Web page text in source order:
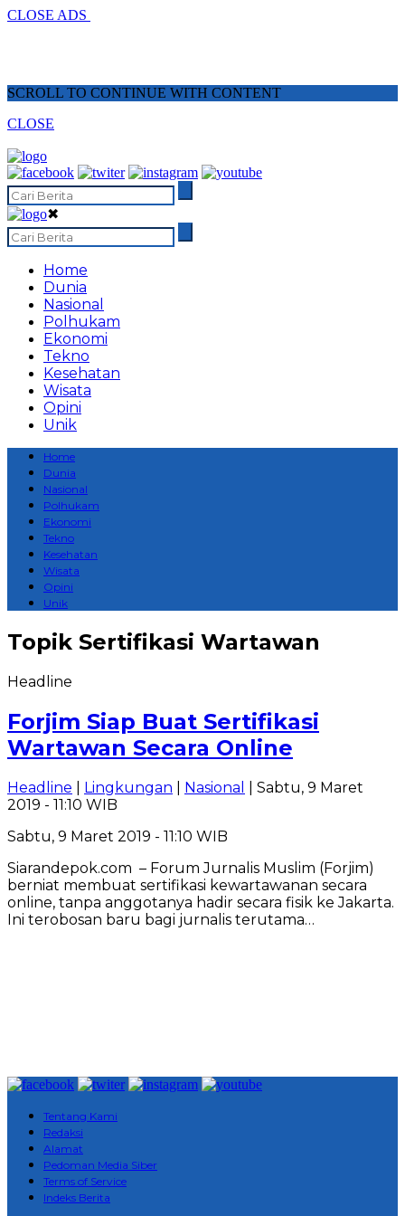
CLOSE ADS
SCROLL TO CONTINUE WITH CONTENT
CLOSE
✖
Home
Dunia
Nasional
Polhukam
Ekonomi
Tekno
Kesehatan
Wisata
Opini
Unik
Home
Dunia
Nasional
Polhukam
Ekonomi
Tekno
Kesehatan
Wisata
Opini
Unik
Topik Sertifikasi Wartawan
Headline
Forjim Siap Buat Sertifikasi
Wartawan Secara Online
Headline Lingkungan Nasional
| Sabtu, 9 Maret
2019 - 11:10 WIB
Sabtu, 9 Maret 2019 - 11:10 WIB
Siarandepok.com – Forum Jurnalis Muslim (Forjim)
berniat membuat sertifikasi kewartawanan secara
online, tanpa anggotanya hadir secara fisik ke Jakarta.
Ini terobosan baru bagi jurnalis terutama…
Tentang Kami
Redaksi
Alamat
Pedoman Media Siber
Terms of Service
Indeks Berita